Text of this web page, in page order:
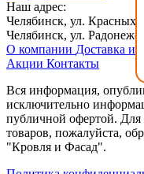
Наш адрес:
Челябинск, ул. Красных
Челябинск, ул.
О компании Доставка и
Акции Контакты
Вся информация,
исключительно
публичной офертой.
товаров, пожалуйста,
"Кровля и Фасад".